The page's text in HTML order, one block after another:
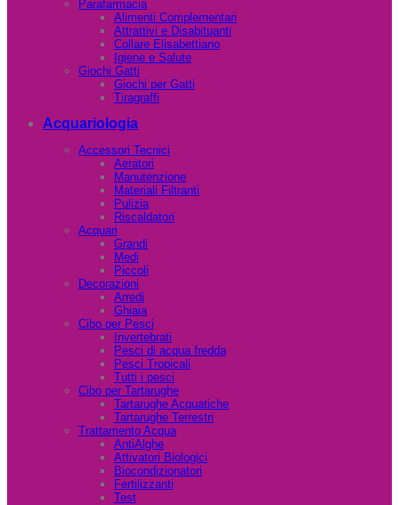
Parafarmacia
Alimenti Complementari
Attrattivi e Disabituanti
Collare Elisabettiano
Igiene e Salute
Giochi Gatti
Giochi per Gatti
Tiragraffi
Acquariologia
Accessori Tecnici
Aeratori
Manutenzione
Materiali Filtranti
Pulizia
Riscaldatori
Acquari
Grandi
Medi
Piccoli
Decorazioni
Arredi
Ghiaia
Cibo per Pesci
Invertebrati
Pesci di acqua fredda
Pesci Tropicali
Tutti i pesci
Cibo per Tartarughe
Tartarughe Acquatiche
Tartarughe Terrestri
Trattamento Acqua
AntiAlghe
Attivatori Biologici
Biocondizionatori
Fertilizzanti
Test